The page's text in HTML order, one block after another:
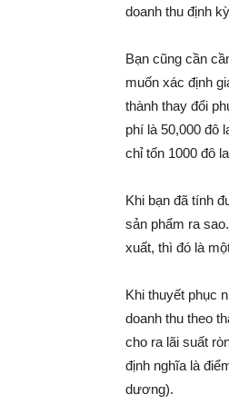
doanh thu định
Bạn cũng cần
muốn xác định
thành thay đổi
phí là 50,000 đô
chỉ tốn 1000 đô
Khi bạn đã tính
sản phẩm ra
xuất, thì đó là
Khi thuyết phục
doanh thu theo
cho ra lãi suất
định nghĩa là
dương).